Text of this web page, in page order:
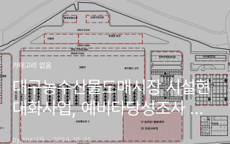
카테고리 없음
대구농수산물도매시장 시설현
대화사업, 예비타당성조사 대
상 선정
by Ahn기자 2024. 10. 31.